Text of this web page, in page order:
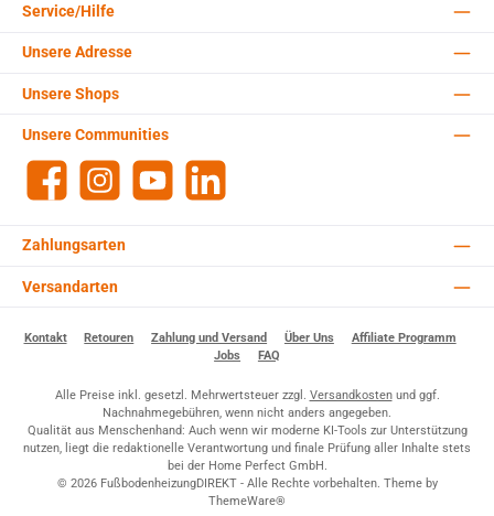
Service/Hilfe
Zahlungsarten
Versandarten
Unsere Adresse
Unsere Communities
Facebook Instagram YouTube
Unsere Shops
Kontakt Retouren Zahlung und Versand Über Uns
Affiliate Programm
Jobs
FAQ
Alle Preise inkl. gesetzl. Mehrwertsteuer zzgl. Versandkostenund ggf.
Nachnahmegebühren, wenn nicht anders angegeben.
Qualität aus Menschenhand: Auch wenn wir moderne KI-Tools zur Unterstützung
nutzen, liegt die redaktionelle Verantwortung und finale Prüfung aller Inhalte stets
bei der Home Perfect GmbH.
© 2026 FußbodenheizungDIREKT - Alle Rechte vorbehalten. Theme by
ThemeWare®